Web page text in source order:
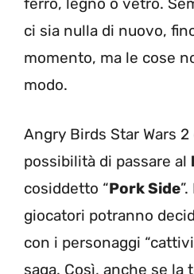
ci sia nulla di nuovo,
momento, ma le cose
modo.
Angry Birds Star Wars
possibilità di passare al
cosiddetto “Pork Side
giocatori potranno
con i personaggi
saga. Così, anche se la